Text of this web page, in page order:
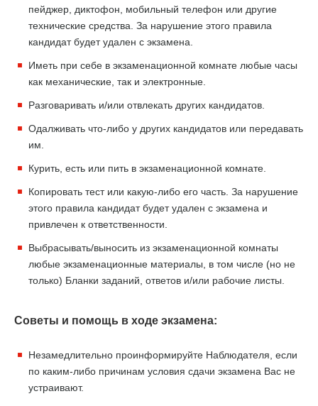
пейджер, диктофон, мобильный телефон или другие
технические средства. За нарушение этого правила
кандидат будет удален с экзамена.
Иметь при себе в экзаменационной комнате любые часы
как механические, так и электронные.
Разговаривать и/или отвлекать других кандидатов.
Одалживать что-либо у других кандидатов или передавать
им.
Курить, есть или пить в экзаменационной комнате.
Копировать тест или какую-либо его часть. За нарушение
этого правила кандидат будет удален с экзамена и
привлечен к ответственности.
Выбрасывать/выносить из экзаменационной комнаты
любые экзаменационные материалы, в том числе (но не
только) Бланки заданий, ответов и/или рабочие листы.
Советы и помощь в ходе экзамена:
Незамедлительно проинформируйте Наблюдателя, если
по каким-либо причинам условия сдачи экзамена Вас не
устраивают.